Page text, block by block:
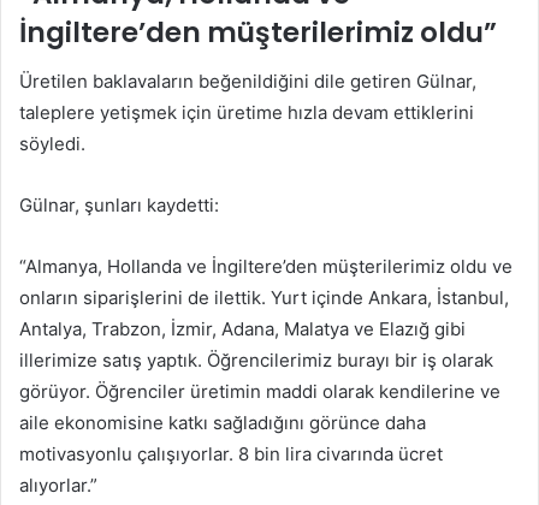
İngiltere’den müşterilerimiz oldu”
Üretilen baklavaların beğenildiğini dile getiren Gülnar,
taleplere yetişmek için üretime hızla devam ettiklerini
söyledi.
Gülnar, şunları kaydetti:
“Almanya, Hollanda ve İngiltere’den müşterilerimiz oldu ve
onların siparişlerini de ilettik. Yurt içinde Ankara, İstanbul,
Antalya, Trabzon, İzmir, Adana, Malatya ve Elazığ gibi
illerimize satış yaptık. Öğrencilerimiz burayı bir iş olarak
görüyor. Öğrenciler üretimin maddi olarak kendilerine ve
aile ekonomisine katkı sağladığını görünce daha
motivasyonlu çalışıyorlar. 8 bin lira civarında ücret
alıyorlar.”